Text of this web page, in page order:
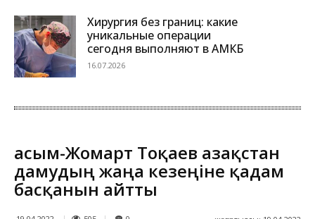
Хирургия без границ: какие
уникальные операции
сегодня выполняют в АМКБ
16.07.2026